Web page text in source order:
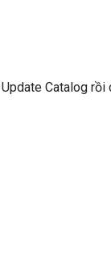
Catalog rồi